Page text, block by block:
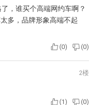
，谁买个高端网约车啊？
多，品牌形象高端不起
(0) (0)
2楼
(1 ) (0)